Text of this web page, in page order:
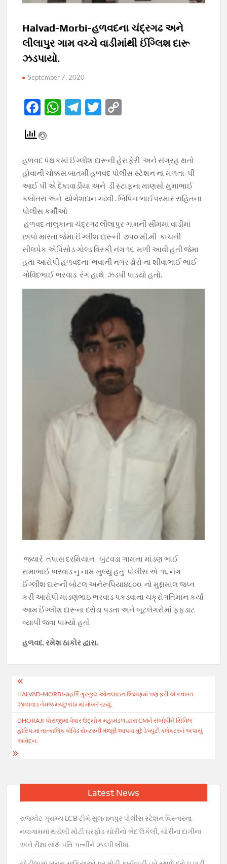
Halvad-Morbi-હળવદના ચંદ્રગઢ અને
લીલાપુર ગામ વચ્ચે વાડીમાંથી ઈંગ્લિશ દારૂ
ઝડપાયો‌.
September 7, 2020
F
e
b
o
o
k
W
s
A
p
p
T
gr
a
m
T
er y
Li
n
k
હળવદ પંથકમાં ઈંગ્લીશ દારૂની હેરાફેરી અને સંગ્રહ થતો
હોવાની ચોક્કસ બાતમી હળવદ પોલીસ સ્ટેશન ના મળતા પી
આઈ પી એ ‌દેકાવાડીયા અને ડી સ્ટાફના માણસો મુમાભાઈ
કલોતરા અને યોગેશદાન ગઢવી . બિપિન ભાઈપરમાર સહિતના
પોલીસ કર્મીઓ
હળવદ તાલુકાના ચંદ્રગઢ લીલાપુર ગામની સીમમાં વાડીમાં
છાપો મારતા જેમા ઈંગ્લીશ દારૂની ૭૫૦ મી.મી કાચની
સીલપેક એપિસોડ ગોલ્ડ વિસ્કી નંગ ૧૬ મળી આવી હતી ‌જેમા‌
હતા આરોપી હળવદના ભવાની નગર ઢોરો ના શીવાભાઈ ભાઈ
ગોવિંદભાઈ ભરવાડ રંગ હાથે ઝડપી પાડયો હતો.
જ્યારે તપાસ દરમિયાન બુટવડા ગામના માંડણ ભાઈ
રામાભાઈ ભરવાડ નુ નામ ખુલ્યું હતું પોલીસ એ ૧૬ નંગ
ઈંગ્લીશ દારૂની બોટલ અનેરૂપિયા૪૮૦૦ નો મુદ્દામાલ જપ્ત
કરી આરોપી માંડણભાઇ ભરવાડ પકડવાના ચક્રોગતિમાન કર્યાં
આમ ઈંગ્લીશ દારૂના દરોડા પડતા અને બૂટલેગરોમાં ફફડાટ
વ્યાપી જવા પામ્યો હતો
હળવદ. રમેશ ઠાકોર દ્વારા.
Post
navigation
HALVAD-MORBI-મહર્ષિ ગુરુકુલ ઓનલાઇન શિક્ષણમાં પણ ફરી એક વખત
ઝાલાવાડ તેમજ મચ્છુકાંઠા માં મોખરે રહ્યું.
DHORAJI-ધોરાજીમાં વેપાર ઉદ્યોગ મહામંડળ દ્વારા CMને સંબોધીને સિવિલ
હોસ્પિ.માં તાત્કાલિક કોવિડ સેન્ટરની મંજૂરી આપવા મુદ્દે ડેપ્યુટી કલેક્ટરને અપાયું
આવેદન.
Latest News
રાજકોટ ગ્રામ્ય LCB ટીમે સુલતાનપુર પોલીસ સ્ટેશન વિસ્તારના
નવાગામમાં થયેલી મોટી ઘરફોડ ચોરીનો ભેદ ઉકેલી, ચોરીના દાગીના
અને રીક્ષા સાથે પતિ-પત્નીને ઝડપી લીધા.